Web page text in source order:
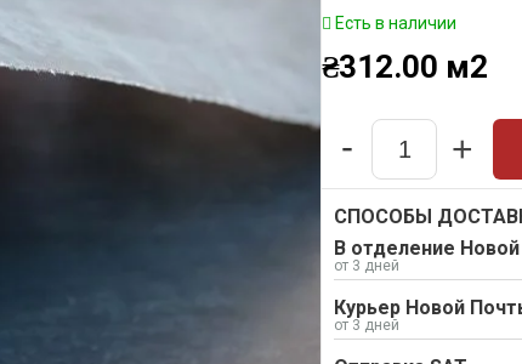
Есть в наличии
₴312.00 м2
Quantity
- +
СПОСОБЫ
В отделение
от 3 дней
Курьер Новой
от 3 дней